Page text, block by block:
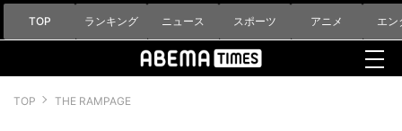
TOP ランキング ニュース スポーツ アニメ エン
TOP THE RAMPAGE